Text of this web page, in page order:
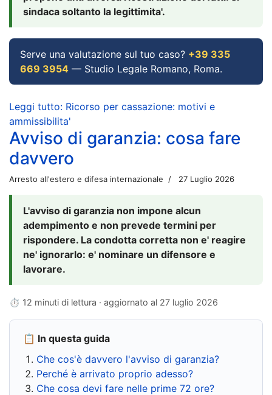
sindaca soltanto la legittimita'.
Serve una valutazione sul tuo caso? +39 335
669 3954 — Studio Legale Romano, Roma.
Leggi tutto: Ricorso per cassazione: motivi e
ammissibilita'
Avviso di garanzia: cosa fare
davvero
Arresto all'estero e difesa internazionale 27 Luglio 2026
L'avviso di garanzia non impone alcun
adempimento e non prevede termini per
rispondere. La condotta corretta non e' reagire
ne' ignorarlo: e' nominare un difensore e
lavorare.
⏱ 12 minuti di lettura · aggiornato al 27 luglio 2026
📋 In questa guida
Che cos'è davvero l'avviso di garanzia?
Perché è arrivato proprio adesso?
Che cosa devi fare nelle prime 72 ore?